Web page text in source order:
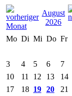
August
2026
Mo Di Mi Do Fr
3
4 5 6 7
10
11 12 13 14
17
18 19 20 21